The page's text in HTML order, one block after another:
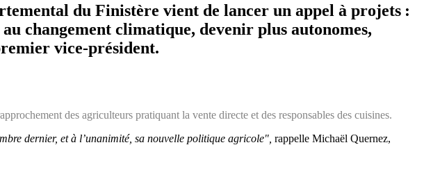
du Finistère vient de lancer un appel à projets :
changement climatique, devenir plus autonomes,
vice-président.
des agriculteurs pratiquant la vente directe et des responsables des cuisines.
dernier, et à l’unanimité, sa nouvelle politique agricole", rappelle Michaël Quernez,